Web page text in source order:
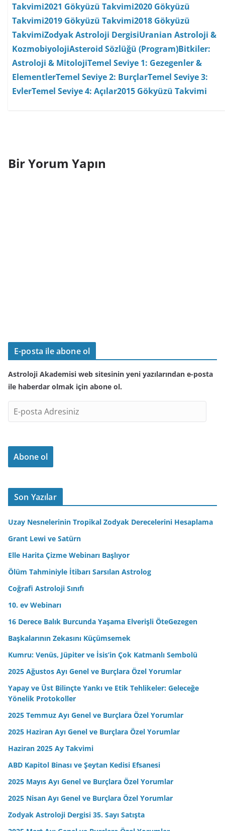
Takvimi2021 Gökyüzü Takvimi2020 Gökyüzü
Takvimi2019 Gökyüzü Takvimi2018 Gökyüzü
TakvimiZodyak Astroloji DergisiUranian Astroloji &
KozmobiyolojiAsteroid Sözlüğü (Program)Bitkiler:
Astroloji & MitolojiTemel Seviye 1: Gezegenler &
ElementlerTemel Seviye 2: BurçlarTemel Seviye 3:
EvlerTemel Seviye 4: Açılar2015 Gökyüzü Takvimi
Bir Yorum Yapın
E-posta ile abone ol
Astroloji Akademisi web sitesinin yeni yazılarından e-posta
ile haberdar olmak için abone ol.
-
o
t
d
r
i
n
Abone ol
Son Yazılar
Uzay Nesnelerinin Tropikal Zodyak Derecelerini Hesaplama
Grant Lewi ve Satürn
Elle Harita Çizme Webinarı Başlıyor
Ölüm Tahminiyle İtibarı Sarsılan Astrolog
Coğrafi Astroloji Sınıfı
10. ev Webinarı
16 Derece Balık Burcunda Yaşama Elverişli ÖteGezegen
Başkalarının Zekasını Küçümsemek
Kumru: Venüs, Jüpiter ve İsis’in Çok Katmanlı Sembolü
2025 Ağustos Ayı Genel ve Burçlara Özel Yorumlar
Yapay ve Üst Bilinçte Yankı ve Etik Tehlikeler: Geleceğe
Yönelik Protokoller
2025 Temmuz Ayı Genel ve Burçlara Özel Yorumlar
2025 Haziran Ayı Genel ve Burçlara Özel Yorumlar
Haziran 2025 Ay Takvimi
ABD Kapitol Binası ve Şeytan Kedisi Efsanesi
2025 Mayıs Ayı Genel ve Burçlara Özel Yorumlar
2025 Nisan Ayı Genel ve Burçlara Özel Yorumlar
Zodyak Astroloji Dergisi 35. Sayı Satışta